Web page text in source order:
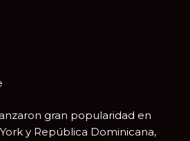
gran popularidad en
y República Dominicana,